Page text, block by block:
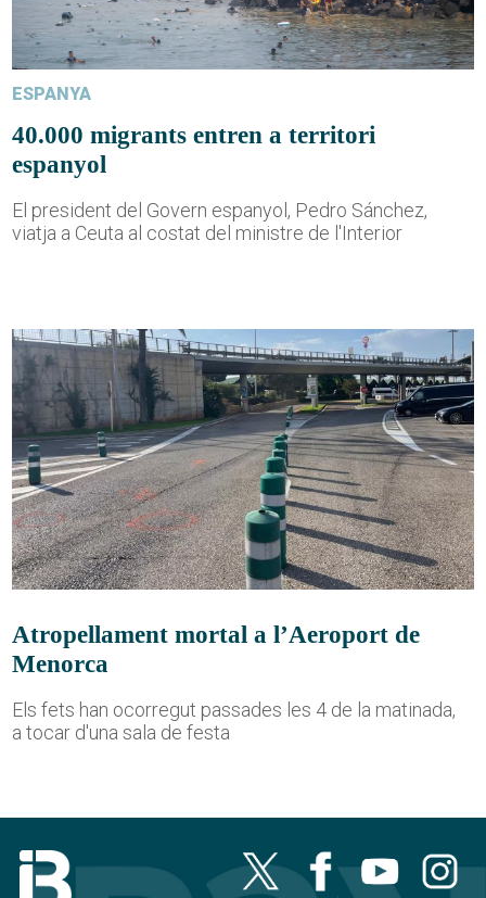
ESPANYA
40.000 migrants entren a territori
espanyol
El president del Govern espanyol, Pedro Sánchez,
viatja a Ceuta al costat del ministre de l'Interior
Atropellament mortal a l’Aeroport de
Menorca
Els fets han ocorregut passades les 4 de la matinada,
a tocar d'una sala de festa